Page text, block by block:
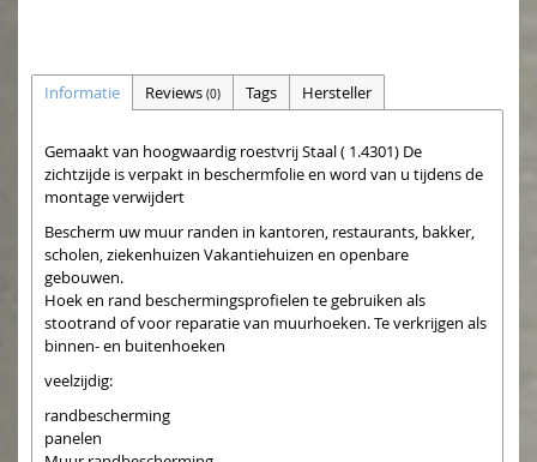
Informatie Reviews (0) Tags Hersteller
Gemaakt van hoogwaardig roestvrij Staal ( 1.4301) De
zichtzijde is verpakt in beschermfolie en word van u tijdens de
montage verwijdert
Bescherm uw muur randen in kantoren, restaurants, bakker,
scholen, ziekenhuizen Vakantiehuizen en openbare
gebouwen.
Hoek en rand beschermingsprofielen te gebruiken als
stootrand of voor reparatie van muurhoeken. Te verkrijgen als
binnen- en buitenhoeken
veelzijdig:
randbescherming
panelen